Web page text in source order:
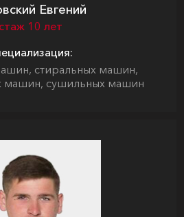
Евгений
стаж 10 лет
стиральных машин,
машин, сушильных машин